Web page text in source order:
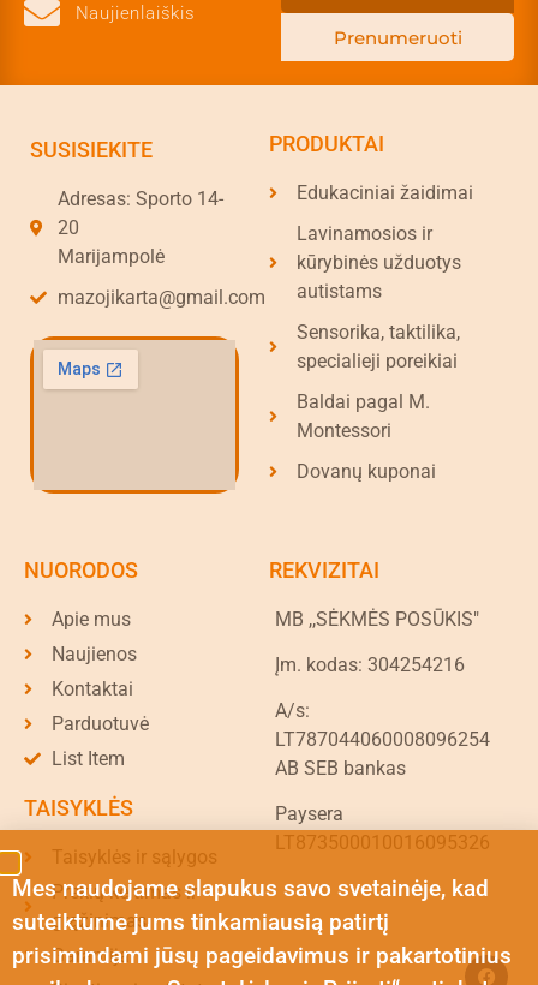
Naujienlaiškis
Prenumeruoti
SUSISIEKITE
Adresas: Sporto 14-
20
Marijampolė
mazojikarta@gmail.com
PRODUKTAI
Edukaciniai žaidimai
Lavinamosios ir
kūrybinės užduotys
autistams
Sensorika, taktilika,
specialieji poreikiai
Baldai pagal M.
Montessori
Dovanų kuponai
NUORODOS
Apie mus
Naujienos
Kontaktai
Parduotuvė
List Item
TAISYKLĖS
Taisyklės ir sąlygos
Prekių keitimas ir
grąžinimas
Garantija
REKVIZITAI
MB ,,SĖKMĖS POSŪKIS"
Įm. kodas: 304254216
A/s:
LT787044060008096254
AB SEB bankas
Paysera
LT873500010016095326
Mes naudojame slapukus savo svetainėje, kad
suteiktume jums tinkamiausią patirtį
prisimindami jūsų pageidavimus ir pakartotinius